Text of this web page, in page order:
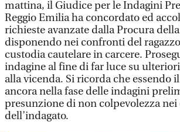
mattina, il Giudice per le Indagini
Reggio Emilia ha concordato ed
richieste avanzate dalla Procura
disponendo nei confronti del
custodia cautelare in carcere.
indagine al fine di far luce su
alla vicenda. Si ricorda che essendo
ancora nella fase delle indagini
presunzione di non colpevolezza
dell’indagato.